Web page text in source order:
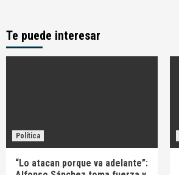
Te puede interesar
Política
“Lo atacan porque va adelante”: